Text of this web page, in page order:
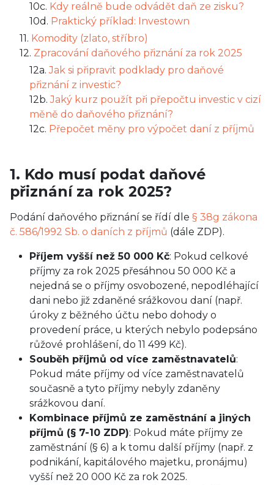
10c. Kdy reálně bude odvádět daň ze zisku?
10d. Praktický příklad: Investown
11. Komodity (zlato, stříbro)
12. Zpracování daňového přiznání za rok 2025
12a. Jak si připravit podklady pro daňové
přiznání z investic?
12b. Jaký kurz použít při přepočtu investic v cizí
měně do daňového přiznání?
12c. Přepočet měny pro výpočet daní z příjmů
1. Kdo musí podat daňové
přiznání za rok 2025?
Podání daňového přiznání se řídí dle § 38g zákona
č. 586/1992 Sb. o daních z příjmů (dále ZDP).
Příjem vyšší než 50 000 Kč: Pokud celkové
příjmy za rok 2025 přesáhnou 50 000 Kč a
nejedná se o příjmy osvobozené, nepodléhající
dani nebo již zdaněné srážkovou daní (např.
úroky z běžného účtu nebo dohody o
provedení práce, u kterých nebylo podepsáno
růžové prohlášení, do 11 499 Kč).
Souběh příjmů od více zaměstnavatelů:
Pokud máte příjmy od více zaměstnavatelů
současně a tyto příjmy nebyly zdaněny
srážkovou daní.
Kombinace příjmů ze zaměstnání a jiných
příjmů (§ 7-10 ZDP): Pokud máte příjmy ze
zaměstnání (§ 6) a k tomu další příjmy (např. z
podnikání, kapitálového majetku, pronájmu)
vyšší než 20 000 Kč za rok 2025.